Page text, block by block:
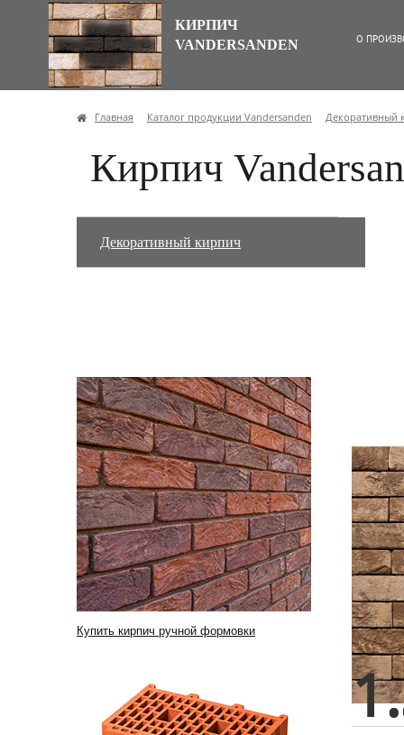
КИРПИЧ
VANDERSANDEN
О
Главная Каталог продукции Vandersanden Декоративный
Кирпич
Декоративный кирпич
Купить кирпич ручной формовки